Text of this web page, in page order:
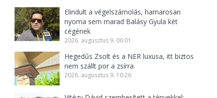
Elindult a végelszámolás, hamarosan
nyoma sem marad Balásy Gyula két
cégének
2026. augusztus 9. 06:01
Hegedűs Zsolt és a NER luxusa, itt biztos
nem szállt por a zsírra
2026. augusztus 9. 10:26